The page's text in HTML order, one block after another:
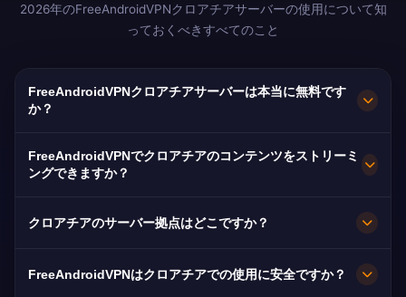
2026年のFreeAndroidVPNクロアチアサーバーの使用について知
っておくべきすべてのこと
FreeAndroidVPNクロアチアサーバーは本当に無料です
か？
100%無料です。ザグレブ、スプリット、リエカ
チア人ディアスポラに不可欠です。
FreeAndroidVPNでクロアチアのコンテンツをストリーミ
ングできますか？
Hrvatskaの優れたHDストリーミング品質に最適
クロアチアのサーバー拠点はどこですか？
スプリット、リエカに複数の高速サーバーを維持
FreeAndroidVPNはクロアチアでの使用に安全ですか？